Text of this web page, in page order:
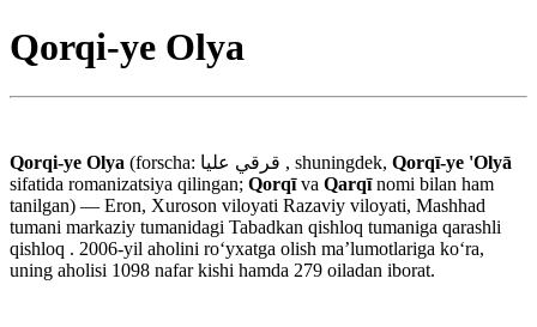
Qorqi-ye Olya
Qorqi-ye Olya (forscha: قرقي عليا , shuningdek, Qorqī-ye 'Olyā
sifatida romanizatsiya qilingan; Qorqīva Qarqīnomi bilan ham
tanilgan) — Eron, Xuroson viloyati Razaviy viloyati, Mashhad
tumani markaziy tumanidagi Tabadkan qishloq tumaniga qarashli
qishloq . 2006-yil aholini roʻyxatga olish maʼlumotlariga koʻra,
uning aholisi 1098 nafar kishi hamda 279 oiladan iborat.